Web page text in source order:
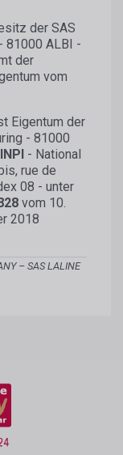
der SAS
81000 ALBI -
der
vom
Eigentum der
- 81000
INPI - National
rue de
08 - unter
vom 10.
2018
– SAS LALINE